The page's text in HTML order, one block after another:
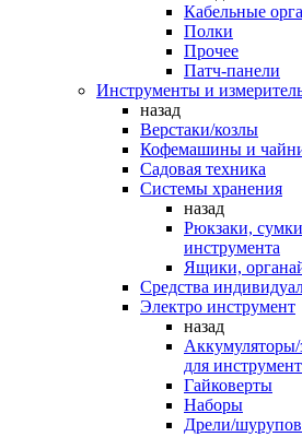
Кабельные
Полки
Прочее
Патч-панели
Инструменты и
назад
Верстаки/козлы
Кофемашины и
Садовая техника
Системы хранения
назад
Рюкзаки,
инструмента
Ящики,
Средства
Электро инструмент
назад
Аккумуляторы/
для
Гайковерты
Наборы
Дрели/